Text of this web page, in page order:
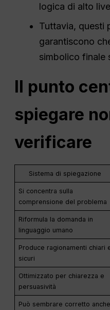
logica di alto
Tuttavia, questi
garantiscono
simbolico finale
Il punto
spiegare
verificare
Sistema di spiegazione
Si concentra sulla
comprensione del problema
Riformula la domanda in
linguaggio umano
Produce ragionamenti chiari
sicuri
Ottimizzato per chiarezza e
persuasività
Può sembrare corretto anche